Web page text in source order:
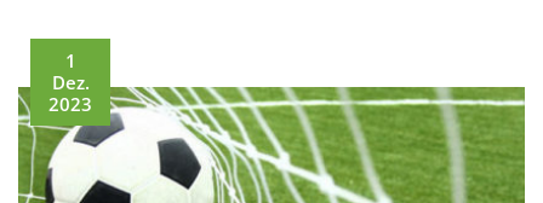
1
Dez.
2023